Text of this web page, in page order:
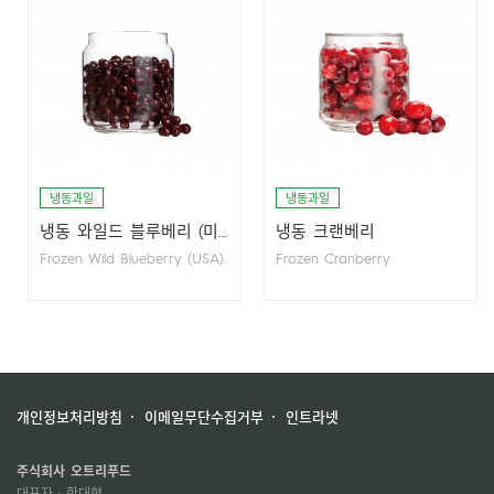
냉동과일
냉동 와일드 블루베리 (미
국산)
Frozen Wild Blueberry (USA)
냉동과일
냉동 크랜베리
Frozen Cranberry
개인정보처리방침 이메일무단수집거부 인트라넷
주식회사 오트리푸드